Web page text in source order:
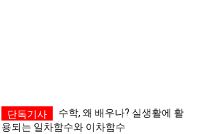
수학, 왜 배우나? 실생활에 활
용되는 일차함수와 이차함수